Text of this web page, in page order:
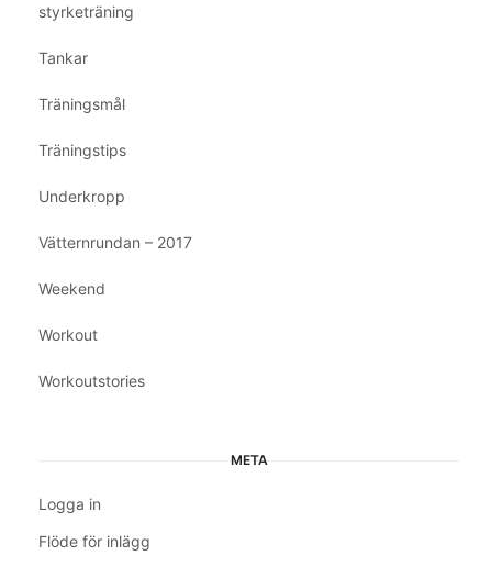
styrketräning
Tankar
Träningsmål
Träningstips
Underkropp
Vätternrundan – 2017
Weekend
Workout
Workoutstories
META
Logga in
Flöde för inlägg